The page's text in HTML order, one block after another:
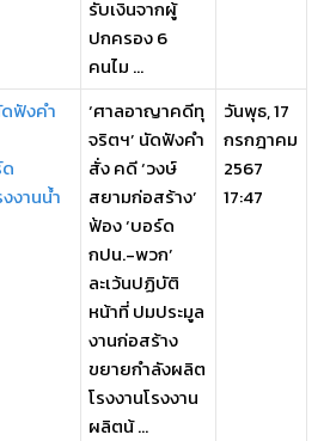
รับเงินจากผู้
ปกครอง 6
คนไม ...
ฟังคำ
งานน้ำ
‘ศาลอาญาคดีทุ
จริตฯ’ นัดฟังคำ
สั่ง คดี ‘วงษ์
สยามก่อสร้าง’
ฟ้อง ‘บอร์ด
กปน.-พวก’
ละเว้นปฏิบัติ
หน้าที่ ปมประมูล
งานก่อสร้าง
ขยายกำลังผลิต
โรงงานโรงงาน
ผลิตน้ ...
วันพุธ, 17
กรกฎาคม
2567
17:47